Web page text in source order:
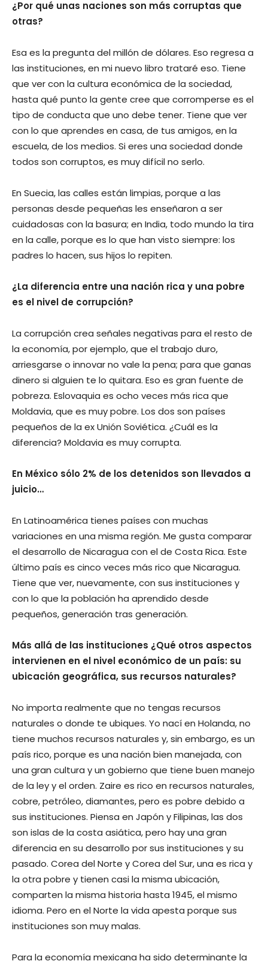
¿Por qué unas naciones son más corruptas que
otras?
Esa es la pregunta del millón de dólares. Eso regresa a
las instituciones, en mi nuevo libro trataré eso. Tiene
que ver con la cultura económica de la sociedad,
hasta qué punto la gente cree que corromperse es el
tipo de conducta que uno debe tener. Tiene que ver
con lo que aprendes en casa, de tus amigos, en la
escuela, de los medios. Si eres una sociedad donde
todos son corruptos, es muy difícil no serlo.
En Suecia, las calles están limpias, porque a las
personas desde pequeñas les enseñaron a ser
cuidadosas con la basura; en India, todo mundo la tira
en la calle, porque es lo que han visto siempre: los
padres lo hacen, sus hijos lo repiten.
¿La diferencia entre una nación rica y una pobre
es el nivel de corrupción?
La corrupción crea señales negativas para el resto de
la economía, por ejemplo, que el trabajo duro,
arriesgarse o innovar no vale la pena; para que ganas
dinero si alguien te lo quitara. Eso es gran fuente de
pobreza. Eslovaquia es ocho veces más rica que
Moldavia, que es muy pobre. Los dos son países
pequeños de la ex Unión Soviética. ¿Cuál es la
diferencia? Moldavia es muy corrupta.
En México sólo 2% de los detenidos son llevados a
juicio…
En Latinoamérica tienes países con muchas
variaciones en una misma región. Me gusta comparar
el desarrollo de Nicaragua con el de Costa Rica. Este
último país es cinco veces más rico que Nicaragua.
Tiene que ver, nuevamente, con sus instituciones y
con lo que la población ha aprendido desde
pequeños, generación tras generación.
Más allá de las instituciones ¿Qué otros aspectos
intervienen en el nivel económico de un país: su
ubicación geográfica, sus recursos naturales?
No importa realmente que no tengas recursos
naturales o donde te ubiques. Yo nací en Holanda, no
tiene muchos recursos naturales y, sin embargo, es un
país rico, porque es una nación bien manejada, con
una gran cultura y un gobierno que tiene buen manejo
de la ley y el orden. Zaire es rico en recursos naturales,
cobre, petróleo, diamantes, pero es pobre debido a
sus instituciones. Piensa en Japón y Filipinas, las dos
son islas de la costa asiática, pero hay una gran
diferencia en su desarrollo por sus instituciones y su
pasado. Corea del Norte y Corea del Sur, una es rica y
la otra pobre y tienen casi la misma ubicación,
comparten la misma historia hasta 1945, el mismo
idioma. Pero en el Norte la vida apesta porque sus
instituciones son muy malas.
Para la economía mexicana ha sido determinante la